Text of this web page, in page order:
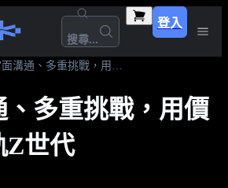
搜尋...
登入
愛當面溝通、多重挑戰，用價值導向接軌Z世代
、多重挑戰，用價
Z世代